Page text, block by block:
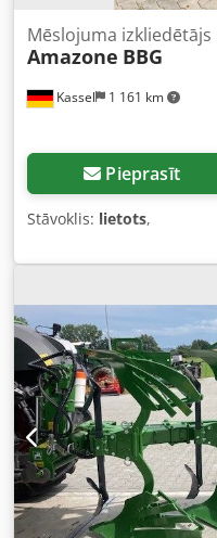
Kassel 1 161 km
Mēslojuma izkliedētājs
Amazone BBG
Pieprasīt
Stāvoklis: lietots,